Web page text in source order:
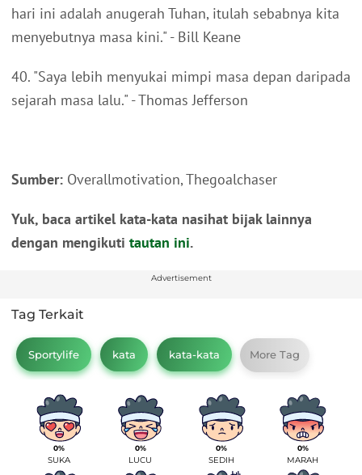
hari ini adalah anugerah Tuhan, itulah sebabnya kita
menyebutnya masa kini." - Bill Keane
40. "Saya lebih menyukai mimpi masa depan daripada
sejarah masa lalu." - Thomas Jefferson
Sumber: Overallmotivation, Thegoalchaser
Yuk, baca artikel kata-kata nasihat bijak lainnya
dengan mengikuti tautan ini.
Advertisement
Tag Terkait
Sportylife kata kata-kata More Tag
0%
SUKA
0%
LUCU
0%
SEDIH
0%
MARAH